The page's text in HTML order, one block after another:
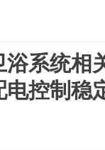
系统相
控制稳